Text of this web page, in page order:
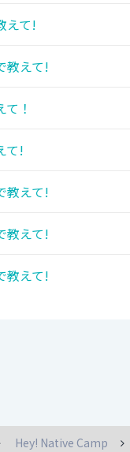
えて!
教えて!
！
て!
教えて!
教えて!
教えて!
Hey! Native Camp